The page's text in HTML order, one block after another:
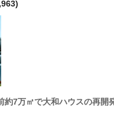
約7万㎡で大和ハウスの再開